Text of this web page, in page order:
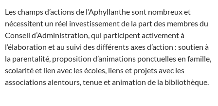
Les champs d’actions de l’Aphyllanthe sont nombreux et
nécessitent un réel investissement de la part des membres du
Conseil d’Administration, qui participent activement à
l’élaboration et au suivi des différents axes d’action : soutien à
la parentalité, proposition d’animations ponctuelles en famille,
scolarité et lien avec les écoles, liens et projets avec les
associations alentours, tenue et animation de la bibliothèque.